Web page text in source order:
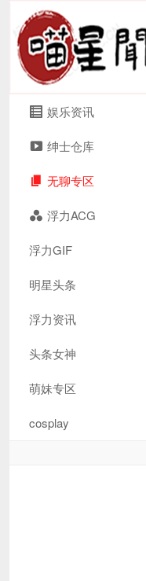
娱乐资讯
绅士仓库
无聊专区
浮力ACG
浮力GIF
明星头条
浮力资讯
头条女神
萌妹专区
cosplay